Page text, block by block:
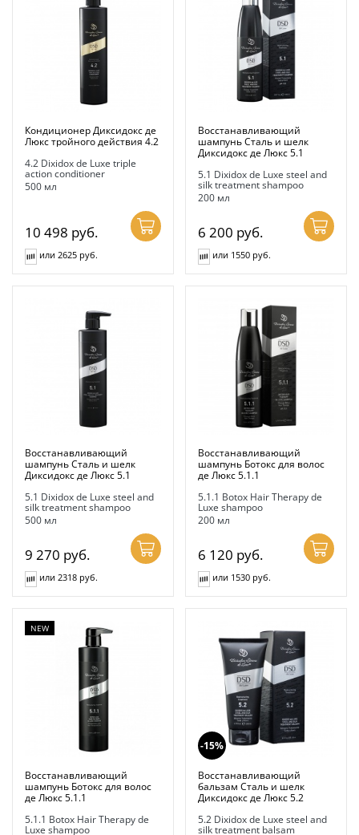
Кондиционер Диксидокс де
Люкс тройного действия 4.2
4.2 Dixidox de Luxe triple
action conditioner
500 мл
10 498 руб.
или 2625 руб.
Восстанавливающий
шампунь Сталь и шелк
Диксидокс де Люкс 5.1
5.1 Dixidox de Luxe steel and
silk treatment shampoo
200 мл
6 200 руб.
или 1550 руб.
Восстанавливающий
шампунь Сталь и шелк
Диксидокс де Люкс 5.1
5.1 Dixidox de Luxe steel and
silk treatment shampoo
500 мл
9 270 руб.
или 2318 руб.
Восстанавливающий
шампунь Ботокс для волос
де Люкс 5.1.1
5.1.1 Botox Hair Therapy de
Luxe shampoo
200 мл
6 120 руб.
или 1530 руб.
NEW
Восстанавливающий
шампунь Ботокс для волос
де Люкс 5.1.1
5.1.1 Botox Hair Therapy de
Luxe shampoo
-15%
Восстанавливающий
бальзам Сталь и шелк
Диксидокс де Люкс 5.2
5.2 Dixidox de Luxe steel and
silk treatment balsam